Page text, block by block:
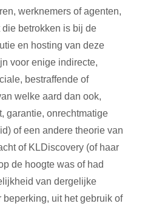
werknemers of agenten,
betrokken is bij de
en hosting van deze
voor enige indirecte,
bestraffende of
welke aard dan ook,
garantie, onrechtmatige
of een andere theorie van
of KLDiscovery (of haar
de hoogte was of had
van dergelijke
uit het gebruik of